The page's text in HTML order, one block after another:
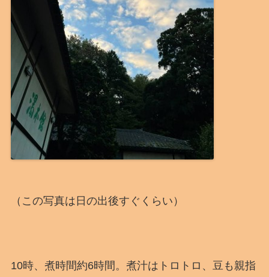
（この写真は日の出後すぐくらい）
10時、煮時間約6時間。煮汁はトロトロ、豆も親指